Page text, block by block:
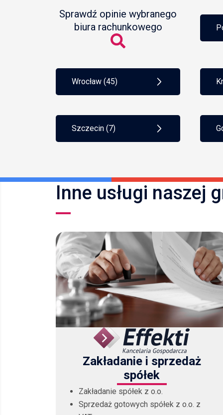
Sprawdź opinie wybranego
biura rachunkowego
Wrocław (45)
Szczecin (7)
Inne usługi naszej
Zakładanie i sprzedaż
spółek
Zakładanie spółek z o.o.
Sprzedaż gotowych spółek z o.o. z